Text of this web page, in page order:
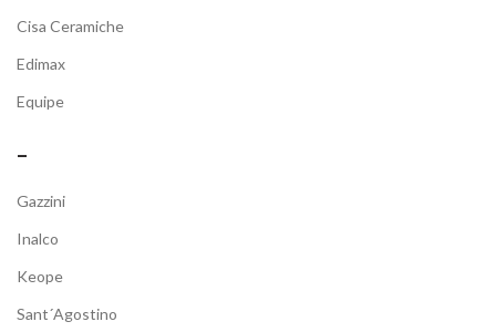
Cisa Ceramiche
Edimax
Equipe
–
Gazzini
Inalco
Keope
Sant´Agostino